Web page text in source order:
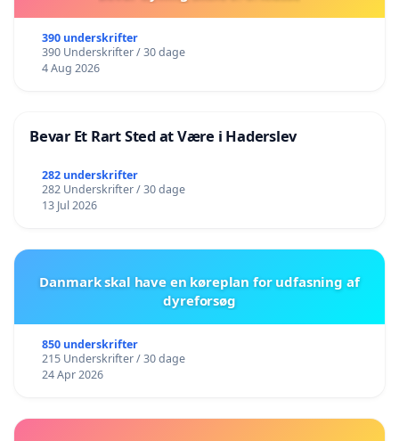
390 underskrifter
390 Underskrifter / 30 dage
4 Aug 2026
Bevar Et Rart Sted at Være i Haderslev
282 underskrifter
282 Underskrifter / 30 dage
13 Jul 2026
Danmark skal have en køreplan for udfasning af
dyreforsøg
850 underskrifter
215 Underskrifter / 30 dage
24 Apr 2026